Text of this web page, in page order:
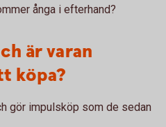
ånga i efterhand?
är varan
köpa?
gör impulsköp som de sedan